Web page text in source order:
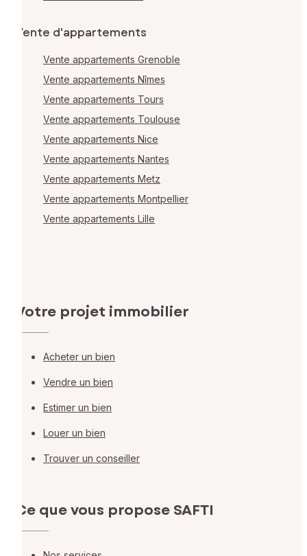
Vente d'appartements
Vente appartements Grenoble
Vente appartements Nîmes
Vente appartements Tours
Vente appartements Toulouse
Vente appartements Nice
Vente appartements Nantes
Vente appartements Metz
Vente appartements Montpellier
Vente appartements Lille
Votre projet immobilier
Acheter un bien
Vendre un bien
Estimer un bien
Louer un bien
Trouver un conseiller
Ce que vous propose SAFTI